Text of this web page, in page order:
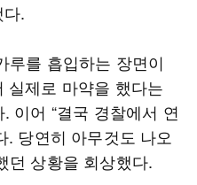
.
루를 흡입하는 장면이
실제로 마약을 했다는
이어 “결국 경찰에서 연
. 당연히 아무것도 나오
던 상황을 회상했다.